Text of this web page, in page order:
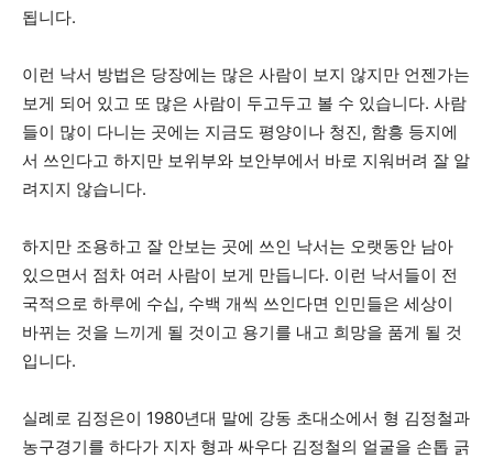
됩니다.
이런 낙서 방법은 당장에는 많은 사람이 보지 않지만 언젠가는
보게 되어 있고 또 많은 사람이 두고두고 볼 수 있습니다. 사람
들이 많이 다니는 곳에는 지금도 평양이나 청진, 함흥 등지에
서 쓰인다고 하지만 보위부와 보안부에서 바로 지워버려 잘 알
려지지 않습니다.
하지만 조용하고 잘 안보는 곳에 쓰인 낙서는 오랫동안 남아
있으면서 점차 여러 사람이 보게 만듭니다. 이런 낙서들이 전
국적으로 하루에 수십, 수백 개씩 쓰인다면 인민들은 세상이
바뀌는 것을 느끼게 될 것이고 용기를 내고 희망을 품게 될 것
입니다.
실례로 김정은이 1980년대 말에 강동 초대소에서 형 김정철과
농구경기를 하다가 지자 형과 싸우다 김정철의 얼굴을 손톱 긁